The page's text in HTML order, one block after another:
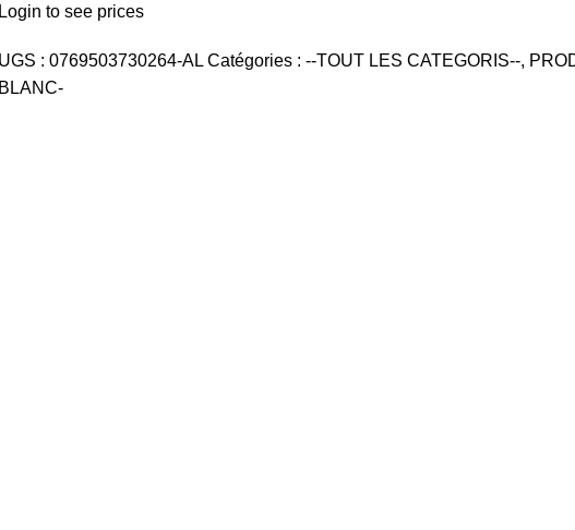
Login to see prices
UGS : 0769503730264-AL Catégories : --TOUT LES CATEGORIS--,
BLANC-